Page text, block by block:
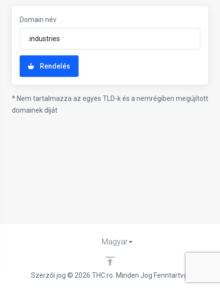
Domain név
Rendelés
* Nem tartalmazza az egyes TLD-k és a nemrégiben megújított
domainek díját
Szerzői jog © 2026 THC.ro. Minden Jog Fenntartva.
Magyar